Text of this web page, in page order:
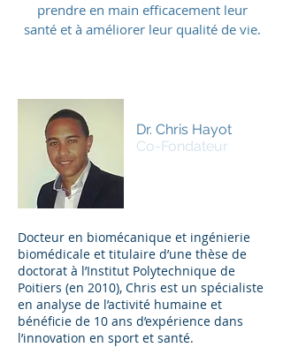
prendre en main efficacement leur
santé et à améliorer leur qualité de vie.
Dr. Chris Hayot
Co-Fondateur
Docteur en biomécanique et ingénierie
biomédicale et titulaire d’une thèse de
doctorat à l’Institut Polytechnique de
Poitiers (en 2010), Chris est un spécialiste
en analyse de l’activité humaine et
bénéficie de 10 ans d’expérience dans
l’innovation en sport et santé.